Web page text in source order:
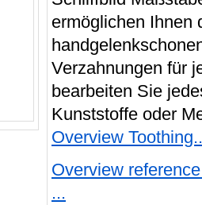
ermöglichen Ihnen
Verzahnungen für
bearbeiten Sie
Kunststoffe oder
Overview
Overview
...